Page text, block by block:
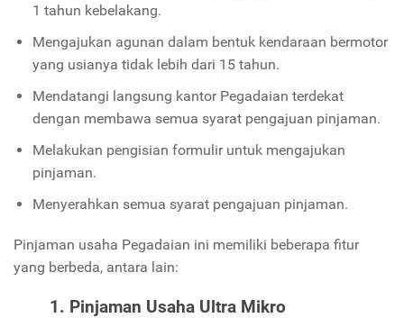
1 tahun kebelakang.
Mengajukan agunan dalam bentuk kendaraan bermotor
yang usianya tidak lebih dari 15 tahun.
Mendatangi langsung kantor Pegadaian terdekat
dengan membawa semua syarat pengajuan pinjaman.
Melakukan pengisian formulir untuk mengajukan
pinjaman.
Menyerahkan semua syarat pengajuan pinjaman.
Pinjaman usaha Pegadaian ini memiliki beberapa fitur
yang berbeda, antara lain:
1. Pinjaman Usaha Ultra Mikro